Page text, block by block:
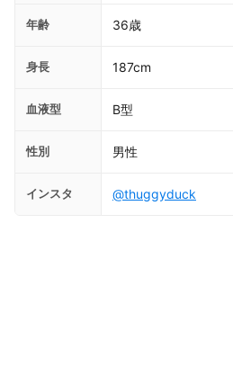
年齢 36歳
身長 187cm
血液型 B型
性別 男性
インスタ @thuggyduck